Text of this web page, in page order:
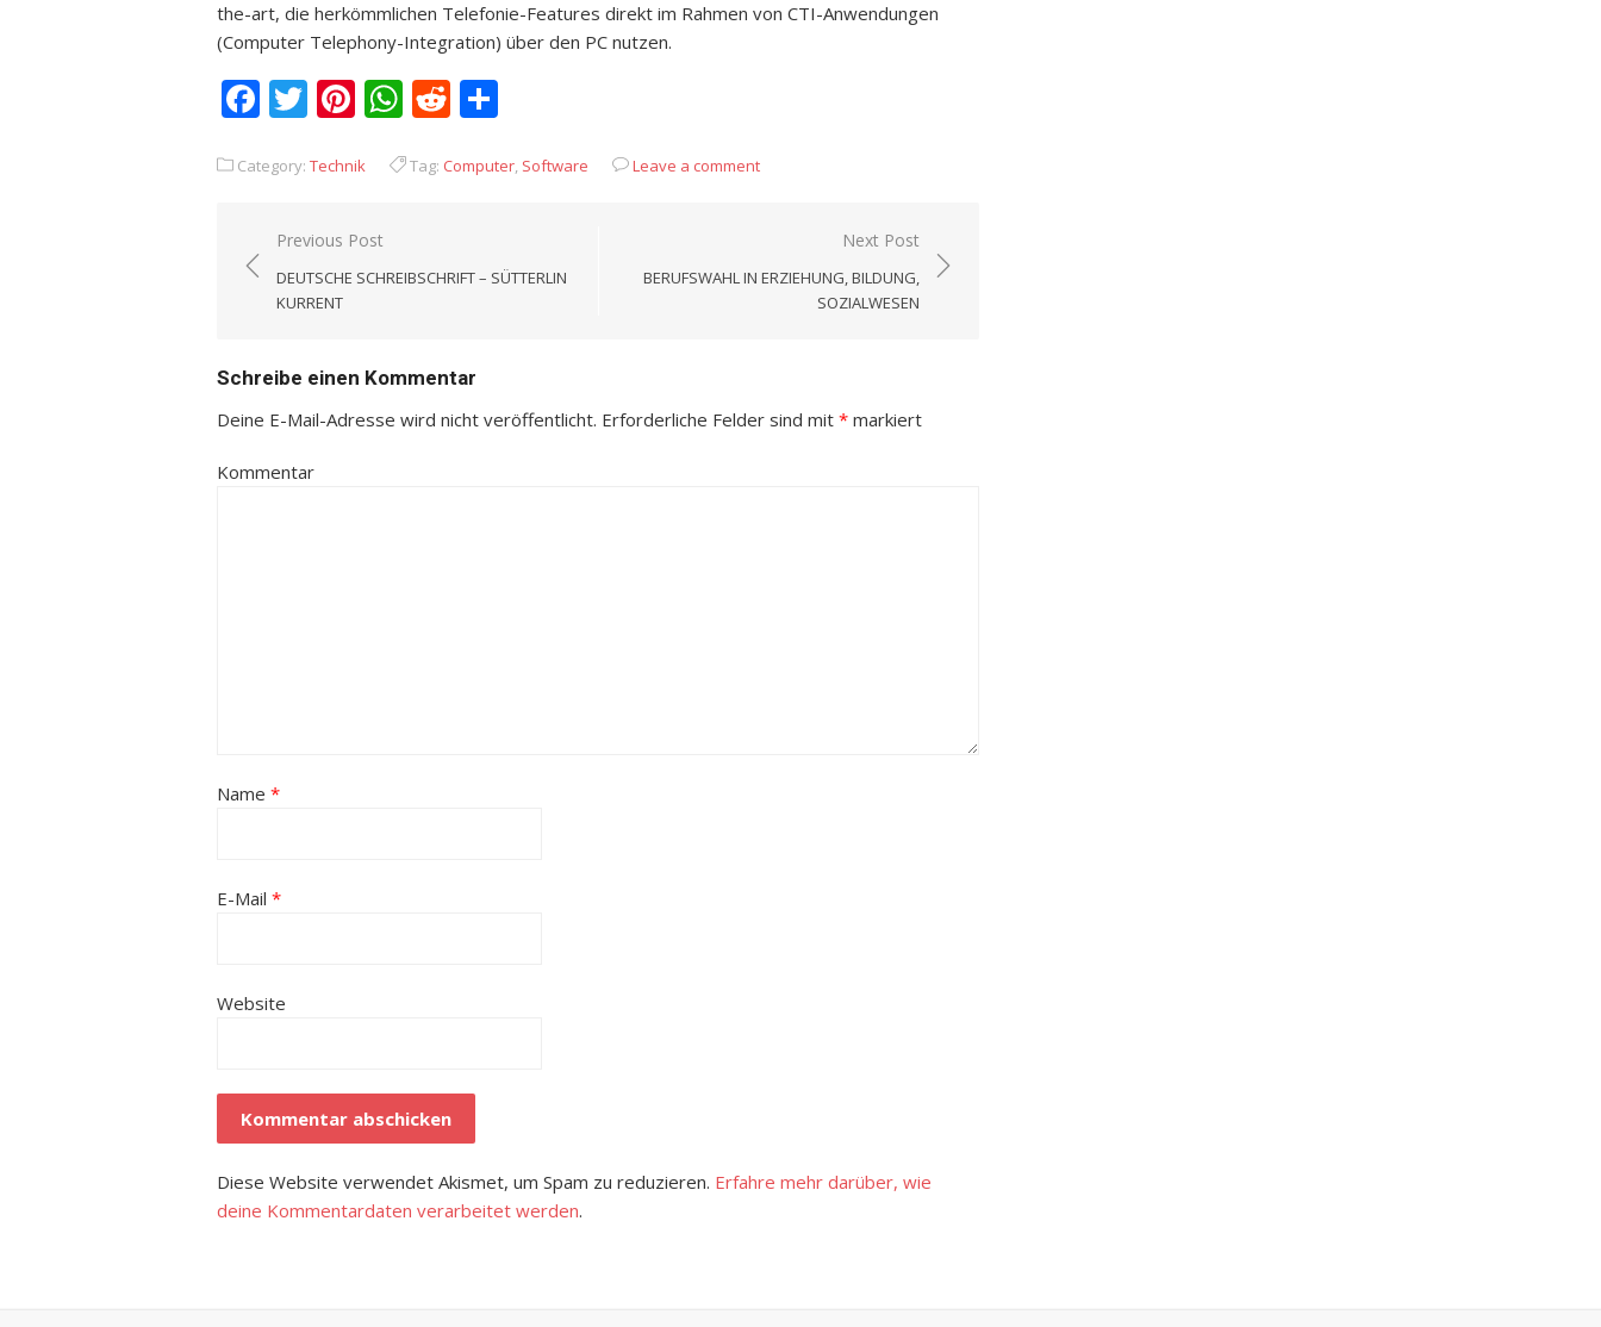
the-art, die herkömmlichen Telefonie-Features direkt im Rahmen von CTI-Anwendungen
(Computer Telephony-Integration) über den PC nutzen.
Facebook
Twitter
Pinterest
WhatsApp
Reddit
Category: Technik Tag: Computer, Software Leave a comment
Beitrags-
Navigation
Previous Post
DEUTSCHE SCHREIBSCHRIFT – SÜTTERLIN
KURRENT
Next Post
BERUFSWAHL IN ERZIEHUNG, BILDUNG,
SOZIALWESEN
Schreibe einen Kommentar
Deine E-Mail-Adresse wird nicht veröffentlicht. Erforderliche Felder sind mit * markiert
Kommentar
Name *
E-Mail *
Website
Diese Website verwendet Akismet, um Spam zu reduzieren. Erfahre mehr darüber, wie
deine Kommentardaten verarbeitet werden.